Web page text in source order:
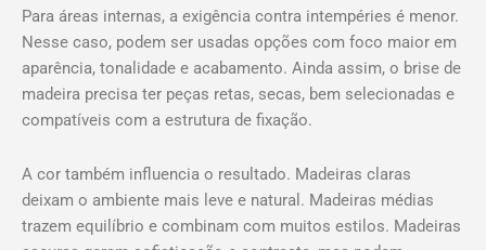
Para áreas internas, a exigência contra intempéries é menor.
Nesse caso, podem ser usadas opções com foco maior em
aparência, tonalidade e acabamento. Ainda assim, o brise de
madeira precisa ter peças retas, secas, bem selecionadas e
compatíveis com a estrutura de fixação.
A cor também influencia o resultado. Madeiras claras
deixam o ambiente mais leve e natural. Madeiras médias
trazem equilíbrio e combinam com muitos estilos. Madeiras